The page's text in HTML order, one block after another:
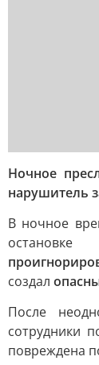
Ночное
нарушитель
В ночное
создал
После
сотрудники
повреждена